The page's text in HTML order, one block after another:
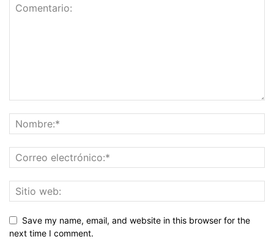
Save my name, email, and website in this browser for the
next time I comment.